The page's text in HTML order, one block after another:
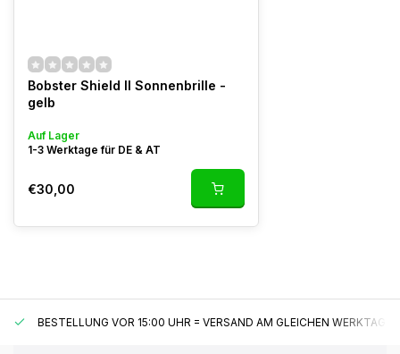
Bobster Shield II Sonnenbrille -
gelb
Auf Lager
1-3 Werktage für DE & AT
€30,00
BESTELLUNG VOR 15:00 UHR = VERSAND AM GLEICHEN WERKTAG*